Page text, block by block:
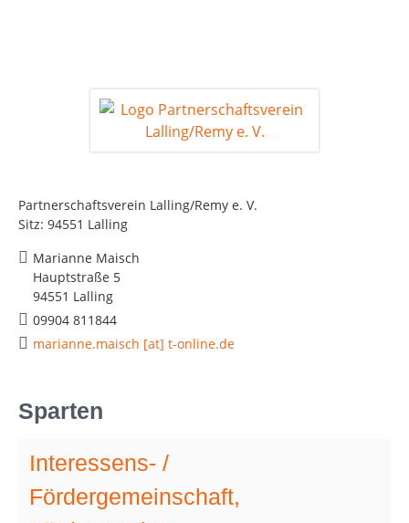
Partnerschaftsverein Lalling/Remy e. V.
Sitz: 94551 Lalling
Marianne Maisch
Hauptstraße 5
94551 Lalling
09904 811844
marianne.maisch [at] t-online.de
Sparten
Interessens- /
Fördergemeinschaft,